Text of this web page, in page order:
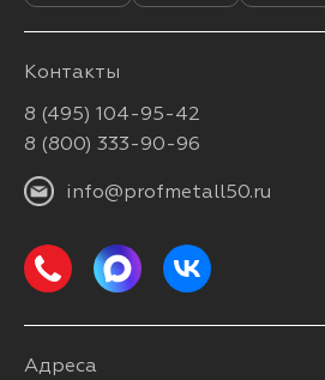
Контакты
8 (495) 104-95-42
8 (800) 333-90-96
info@profmetall50.ru
Адреса